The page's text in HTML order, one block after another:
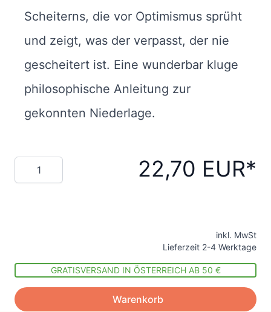
Scheiterns, die vor Optimismus sprüht
und zeigt, was der verpasst, der nie
gescheitert ist. Eine wunderbar kluge
philosophische Anleitung zur
gekonnten Niederlage.
Menge 22,70 EUR
inkl. MwSt
Lieferzeit 2-4 Werktage
GRATISVERSAND IN ÖSTERREICH AB 50 €
Warenkorb